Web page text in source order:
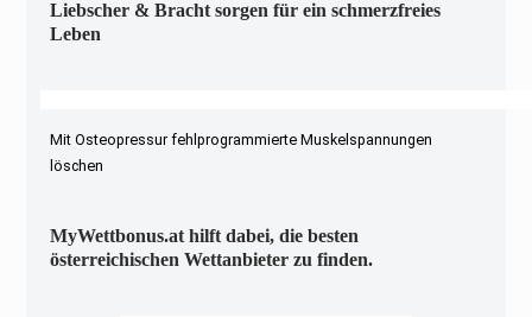
Liebscher & Bracht sorgen für ein schmerzfreies
Leben
Mit Osteopressur fehlprogrammierte Muskelspannungen
löschen
MyWettbonus.at hilft dabei, die besten
österreichischen Wettanbieter zu finden.